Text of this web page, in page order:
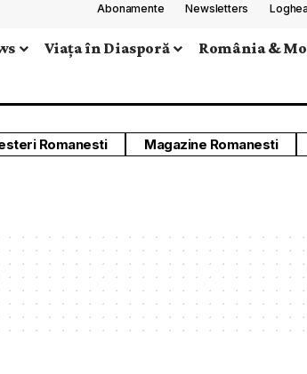
Abonamente Newsletters
Viața în Diasporă România &
Magazine Romanesti
Romanesti